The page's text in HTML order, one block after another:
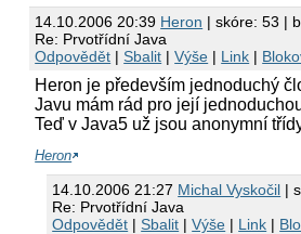
14.10.2006 20:39 Heron | skóre: 53 |
Re: Prvotřídní Java
Odpovědět |Sbalit |Výše | Link |
Heron je především jednoduchý
Javu mám rád pro její
Teď v Java5 už jsou anonymní
Heron
14.10.2006 21:27 Michal Vyskočil |
Re: Prvotřídní Java
Odpovědět |Sbalit |Výše | Link |